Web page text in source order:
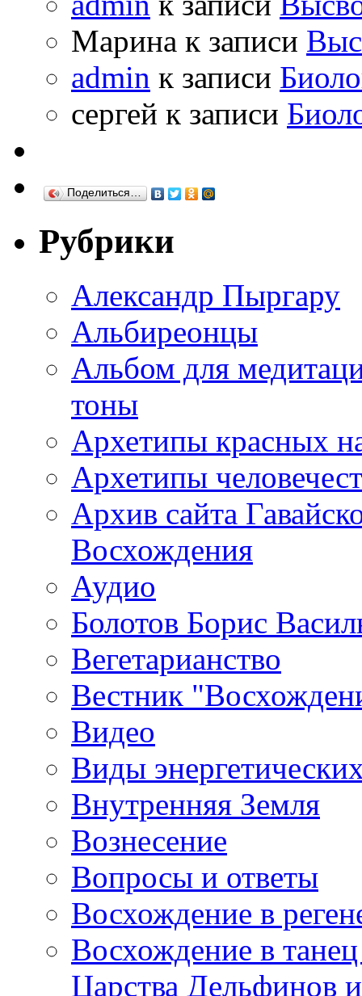
Марина к записи
admin к записи
сергей к записи
Поделиться…
Рубрики
Александр Пыргару
Альбиреонцы
Альбом для
тоны
Архетипы красных
Архетипы
Архив сайта
Восхождения
Аудио
Болотов Борис
Вегетарианство
Вестник
Видео
Виды
Внутренняя Земля
Вознесение
Вопросы и ответы
Восхождение в
Восхождение в
Царства Дельфинов